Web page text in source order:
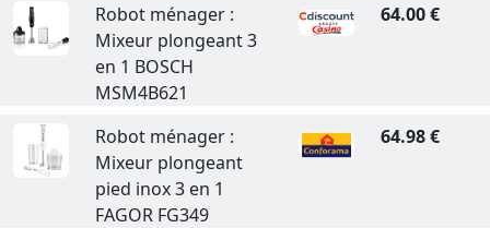
Robot ménager :
Mixeur plongeant 3
en 1 BOSCH
MSM4B621
64.00 €
Robot ménager :
Mixeur plongeant
pied inox 3 en 1
FAGOR FG349
64.98 €